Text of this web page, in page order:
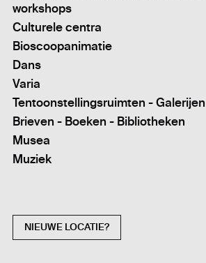
workshops
Culturele centra
Bioscoopanimatie
Dans
Varia
Tentoonstellingsruimten - Galerijen
Brieven - Boeken - Bibliotheken
Musea
Muziek
NIEUWE LOCATIE?